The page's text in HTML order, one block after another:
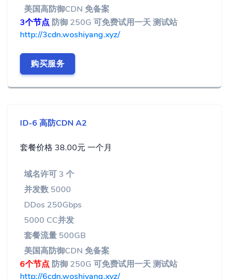
美国高防御CDN 免备案
3个节点 防御 250G 可免费试用一天 测试站
http://3cdn.woshiyang.xyz/
购买服务
ID-6 高防CDN A2
套餐价格 38.00元 一个月
域名许可 3 个
并发数 5000
DDos 250Gbps
5000 CC并发
套餐流量 500GB
美国高防御CDN 免备案
6个节点 防御 250G 可免费试用一天 测试站
http://6cdn.woshiyang.xyz/